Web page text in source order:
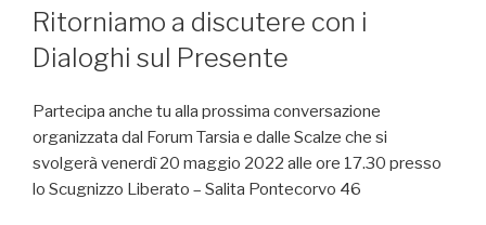
IL
Ritorniamo a discutere con i
Dialoghi sul Presente
Partecipa anche tu alla prossima conversazione
organizzata dal Forum Tarsia e dalle Scalze che si
svolgerà venerdì 20 maggio 2022 alle ore 17.30 presso
lo Scugnizzo Liberato – Salita Pontecorvo 46